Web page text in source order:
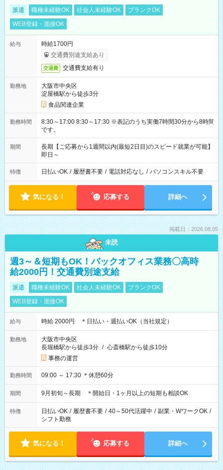
派遣 職種未経験OK 社会人未経験OK
ブランクOK
WEB登録・面接OK
給与
時給1700円
交通費別途支給あり
交通費 交通費支給有り
勤務地
大阪市中央区
淀屋橋駅から徒歩3分
食品関連企業
勤務時間
8:30～17:00 8:30～17:30 ※表記のうち実働7時間30分から8時間
です。
期間
長期【ご応募から1週間以内(最短2日目)のスピード就業が可能】
即日～
特徴 日払いOK / 履歴書不要 / 電話対応なし / パソコンスキル不要
気になる！ 応募する 詳細へ
掲載日：2026.08.05
未読
週3～＆短期もOK！バックオフィス業務〇高時
給2000円！交通費別途支給
派遣 職種未経験OK 社会人未経験OK
ブランクOK
WEB登録・面接OK
給与 時給 2000円 ＊日払い・週払いOK（当社規定）
勤務地
大阪市中央区
長堀橋駅から徒歩3分 / 心斎橋駅から徒歩10分
事務の運営
勤務時間 09:00 ～ 17:30 ＊休憩60分
期間 9月初旬～長期 ＊開始日・1ヶ月以上の短期も相談OK
特徴 日払いOK / 履歴書不要 / 40～50代活躍中 / 副業・WワークOK /
シフト勤務
気になる！ 応募する 詳細へ